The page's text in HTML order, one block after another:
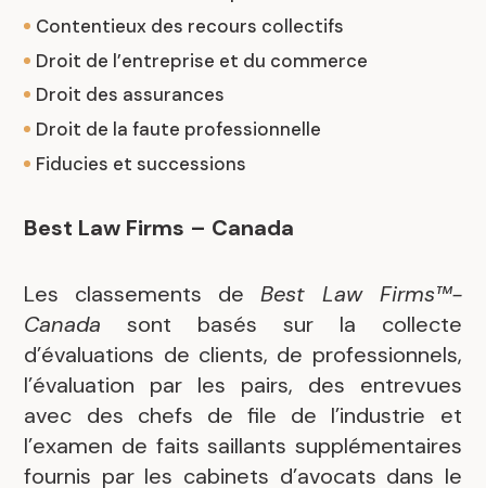
Contentieux des recours collectifs
Droit de l’entreprise et du commerce
Droit des assurances
Droit de la faute professionnelle
Fiducies et successions
Best Law Firms – Canada
Les classements de Best Law Firms™-
Canada sont basés sur la collecte
d’évaluations de clients, de professionnels,
l’évaluation par les pairs, des entrevues
avec des chefs de file de l’industrie et
l’examen de faits saillants supplémentaires
fournis par les cabinets d’avocats dans le